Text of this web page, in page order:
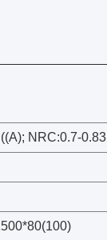
NRC:0.7-0.83